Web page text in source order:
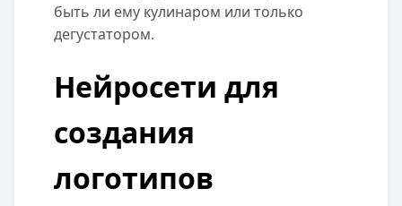
быть ли ему кулинаром или только
дегустатором.
Нейросети для
создания
логотипов